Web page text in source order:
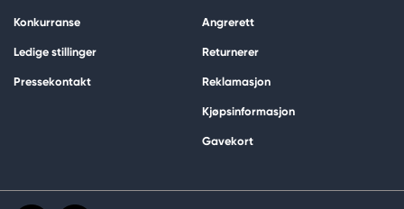
Konkurranse
Ledige stillinger
Pressekontakt
Angrerett
Returnerer
Reklamasjon
Kjøpsinformasjon
Gavekort